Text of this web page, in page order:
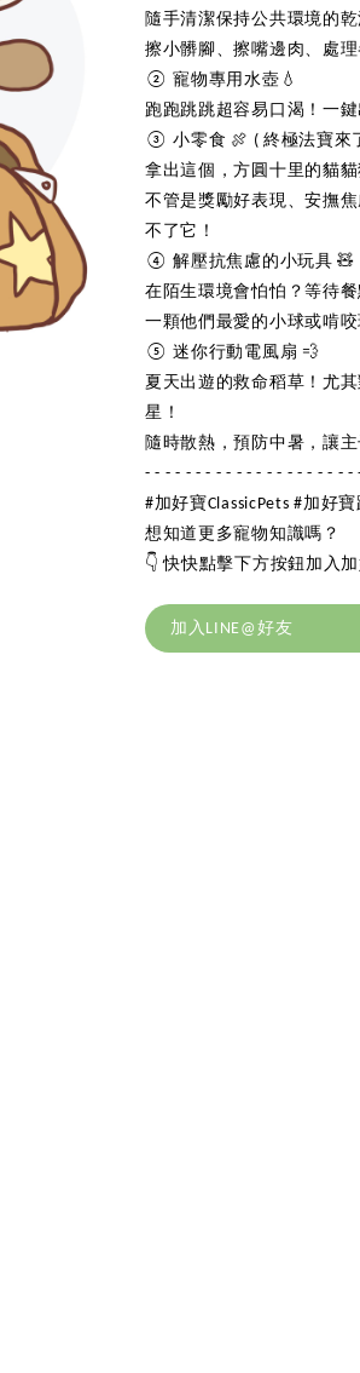
隨手清潔保持公共環境的乾
擦小髒腳、擦嘴邊肉、處
② 寵物專用水壺💧
跑跑跳跳超容易口渴！一
③ 小零食 🍖 ( 終極法寶來
拿出這個，方圓十里的貓
不管是獎勵好表現、安撫
不了它！
④ 解壓抗焦慮的小玩具 🧸
在陌生環境會怕怕？等待
一顆他們最愛的小球或啃
⑤ 迷你行動電風扇 💨
夏天出遊的救命稻草！尤
星！
隨時散熱，預防中暑，讓
- - - - - - - - - - - - - - - - - - - - -
#加好寶ClassicPets #加好
想知道更多寵物知識嗎？
👇 快快點擊下方按鈕加入
加入LINE@好友